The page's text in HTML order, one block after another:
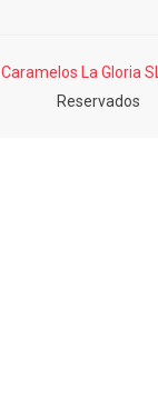
Caramelos La Gloria SL.
Reservados